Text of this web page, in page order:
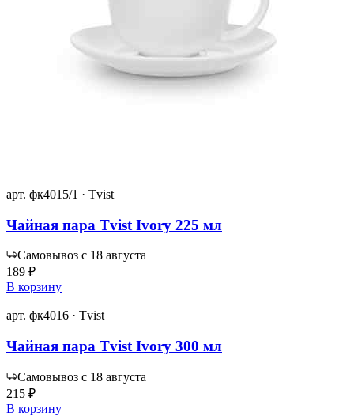
арт. фк4015/1 · Tvist
Чайная пара Tvist Ivory 225 мл
Самовывоз с 18 августа
189 ₽
В корзину
арт. фк4016 · Tvist
Чайная пара Tvist Ivory 300 мл
Самовывоз с 18 августа
215 ₽
В корзину